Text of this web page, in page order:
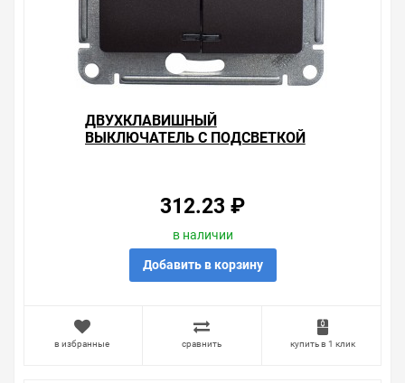
ДВУХКЛАВИШНЫЙ
ВЫКЛЮЧАТЕЛЬ С ПОДСВЕТКОЙ
312.23 ₽
в наличии
Добавить в корзину
в избранные сравнить купить в 1 клик